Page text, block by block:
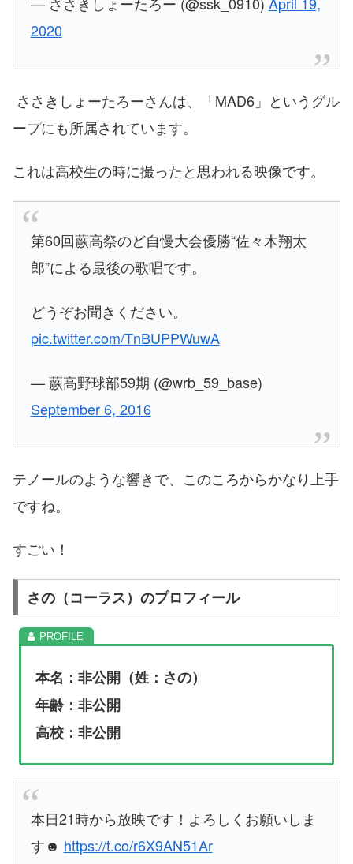
2020
ささきしょーたろーさんは、「MAD6」というグル
ープにも所属されています。
これは高校生の時に撮ったと思われる映像です。
第60回蕨高祭のど自慢大会優勝“佐々木翔太
郎”による最後の歌唱です。
どうぞお聞きください。
pic.twitter.com/TnBUPPWuwA
— 蕨高野球部59期 (@wrb_59_base)
September 6, 2016
テノールのような響きで、このころからかなり上手
ですね。
すごい！
さの（コーラス）のプロフィール
本名：非公開（姓：さの）
年齢：非公開
高校：非公開
本日21時から放映です！よろしくお願いしま
す☻ https://t.co/r6X9AN51Ar